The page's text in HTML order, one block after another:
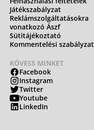
Játékszabályzat
Reklámszolgáltatásokra
vonatkozó Ászf
Sütitájékoztató
Kommentelési szabályzat
KÖVESS MINKET
Facebook
Instagram
Twitter
Youtube
LinkedIn